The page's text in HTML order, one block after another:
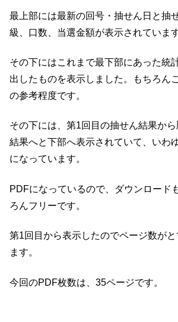
最上部には最新の回号・抽せん日と抽
級、口数、当選金額が表示されています
その下にはこれまで最下部にあった統
出したものを表示しました。もちろん
の参考程度です。
その下には、第1回目の抽せん結果か
結果へと下部へ表示されていて、いわ
になっています。
PDFになっているので、ダウンロード
ろんフリーです。
第1回目から表示したのでページ数が
ます。
今回のPDF枚数は、35ページです。